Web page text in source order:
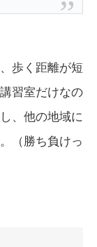
歩く距離が短
習室だけなの
、他の地域に
（勝ち負けっ